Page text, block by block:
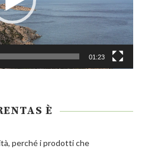
01:23
È
perché i prodotti che